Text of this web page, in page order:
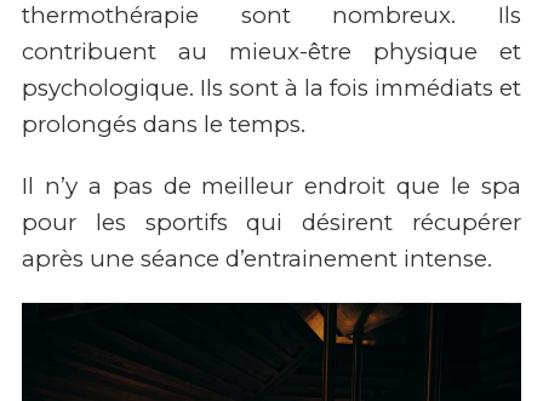
thermothérapie sont nombreux. Ils
contribuent au mieux-être physique et
psychologique. Ils sont à la fois immédiats et
prolongés dans le temps.
Il n’y a pas de meilleur endroit que le spa
pour les sportifs qui désirent récupérer
après une séance d’entrainement intense.